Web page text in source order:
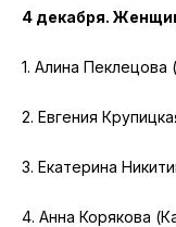
4 декабря.
1. Алина
2. Евгения
3. Екатерина
4. Анна Корякова